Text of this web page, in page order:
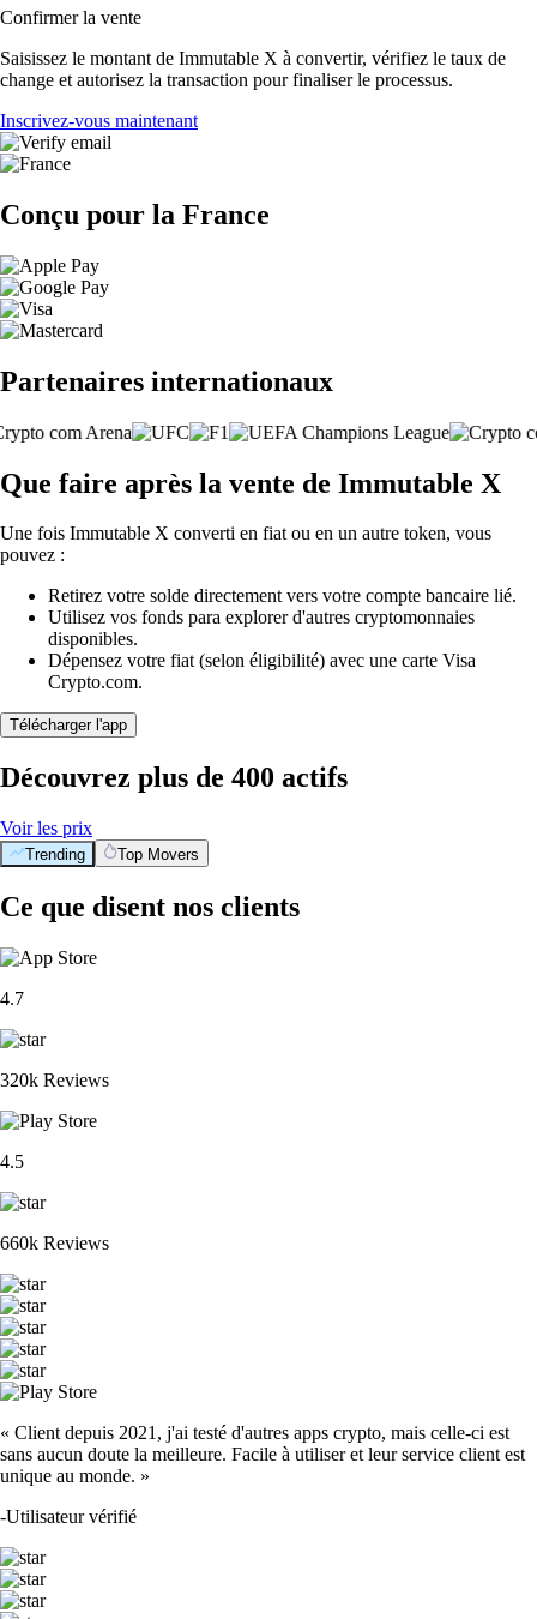
Confirmer la vente
Saisissez le montant de Immutable X à convertir, vérifiez le taux de
change et autorisez la transaction pour finaliser le processus.
Inscrivez-vous maintenant
Conçu pour la France
Partenaires internationaux
Que faire après la vente de Immutable X
Une fois Immutable X converti en fiat ou en un autre token, vous
pouvez :
Retirez votre solde directement vers votre compte bancaire lié.
Utilisez vos fonds para explorer d'autres cryptomonnaies
disponibles.
Dépensez votre fiat (selon éligibilité) avec une carte Visa
Crypto.com.
Télécharger l'app
Découvrez plus de 400 actifs
Voir les prix
Trending Top Movers
Ce que disent nos clients
4.7
320k Reviews
4.5
660k Reviews
« Client depuis 2021, j'ai testé d'autres apps crypto, mais celle-ci est
sans aucun doute la meilleure. Facile à utiliser et leur service client est
unique au monde. »
-Utilisateur vérifié